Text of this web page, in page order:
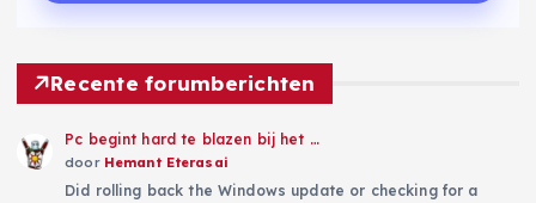
Recente forumberichten
Pc begint hard te blazen bij het …
door Hemant Eterasai
Did rolling back the Windows update or checking for a